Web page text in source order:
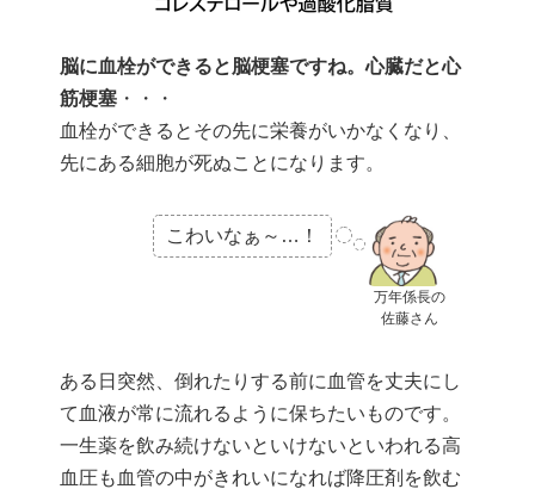
脳に血栓ができると脳梗塞ですね。心臓だと心
筋梗塞 ・・・
血栓ができるとその先に栄養がいかなくなり、
先にある細胞が死ぬことになります。
万年係長の
佐藤さん
こわいなぁ～…！
ある日突然、倒れたりする前に血管を丈夫にし
て血液が常に流れるように保ちたいものです。
一生薬を飲み続けないといけないといわれる高
血圧も血管の中がきれいになれば降圧剤を飲む